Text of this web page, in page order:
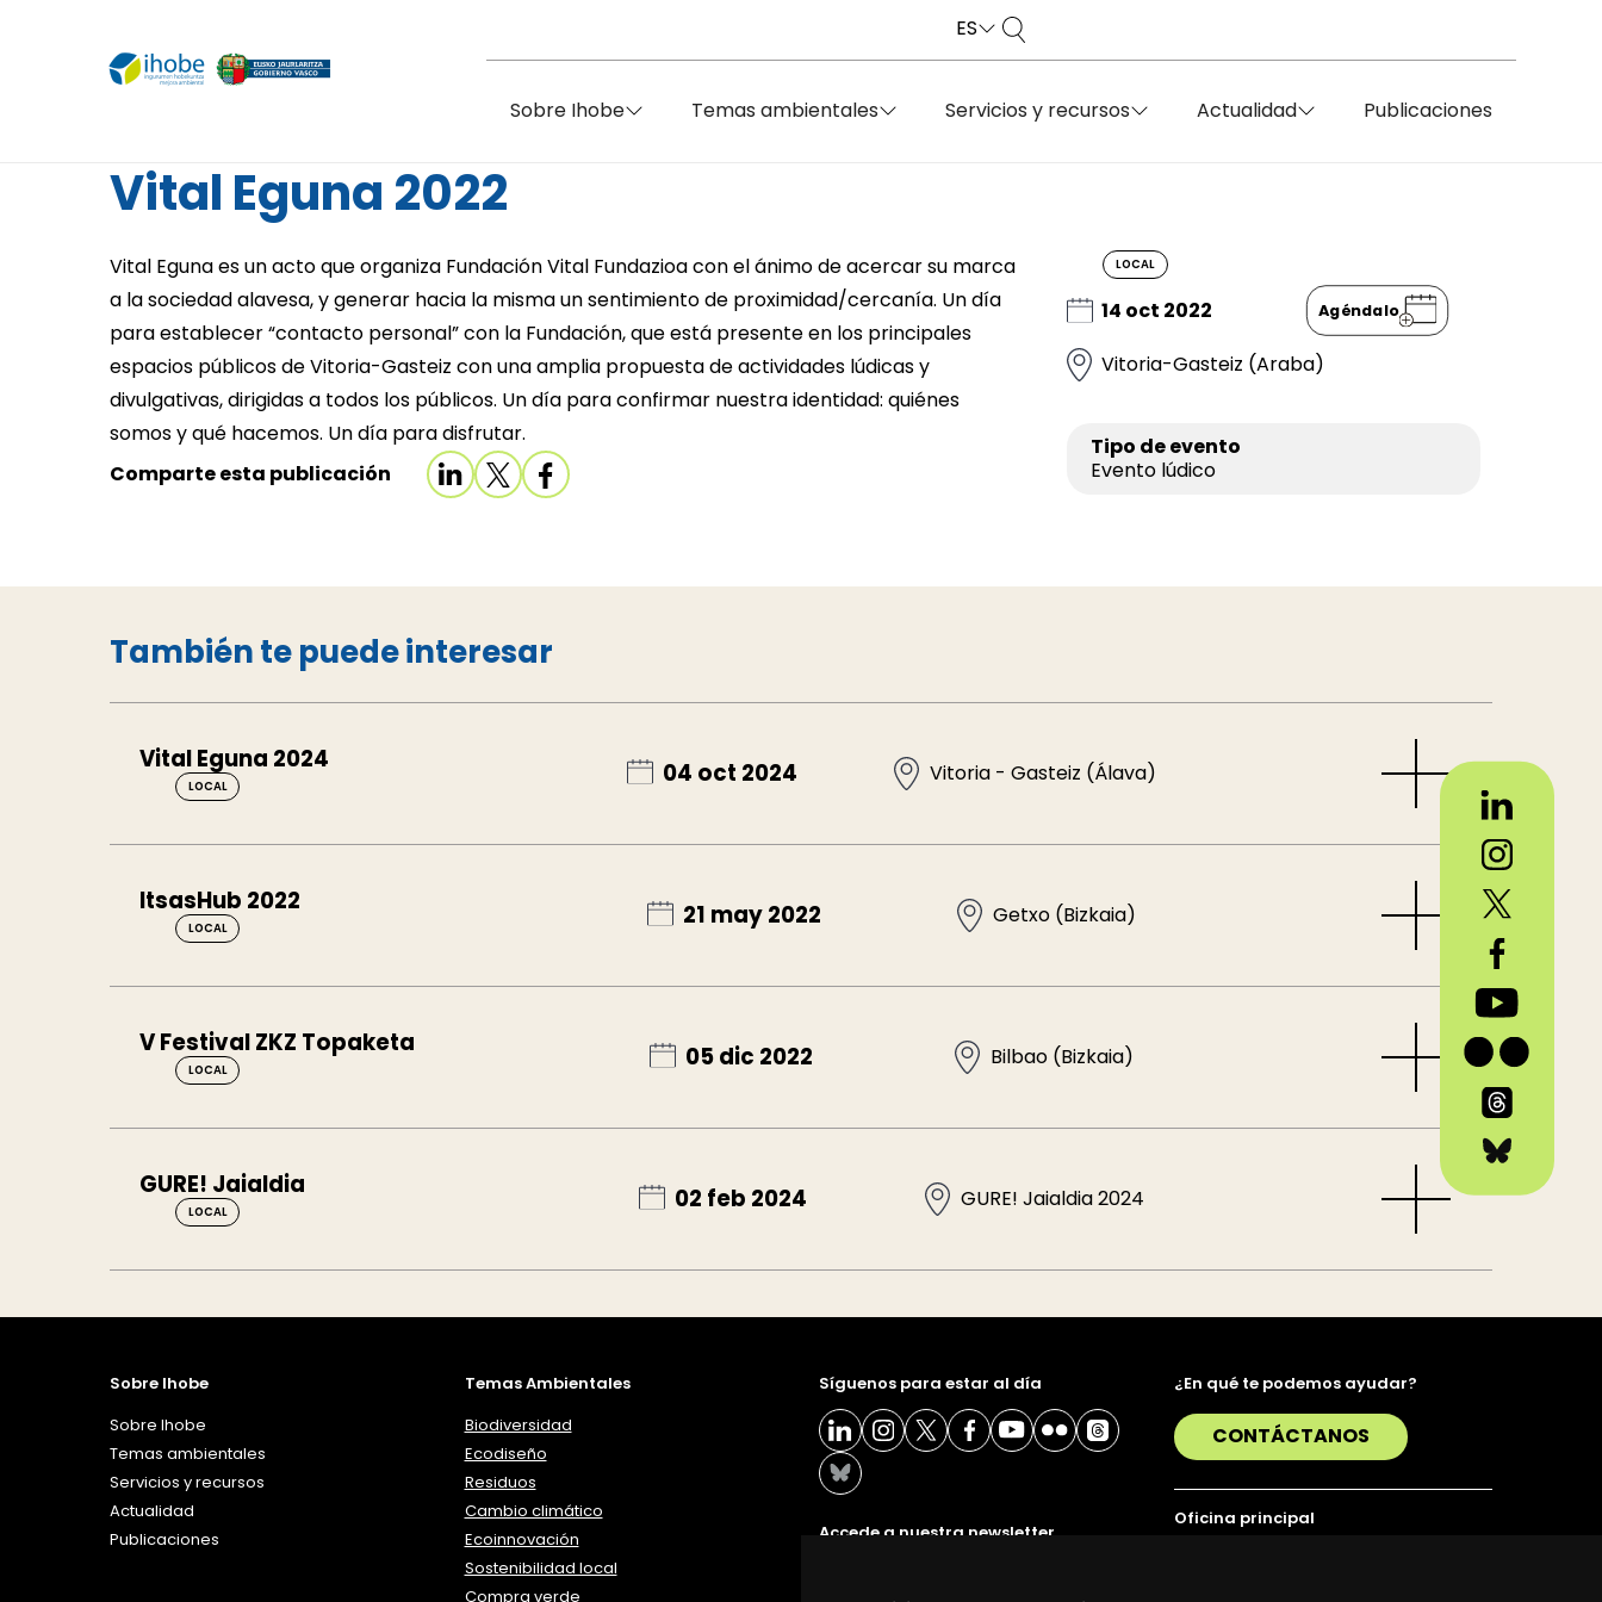
ES
Sobre Ihobe Temas ambientales Servicios y recursos Actualidad Publicaciones
Vital Eguna 2022
Vital Eguna es un acto que organiza Fundación Vital Fundazioa con el ánimo de acercar su marca
a la sociedad alavesa, y generar hacia la misma un sentimiento de proximidad/cercanía. Un día
para establecer “contacto personal” con la Fundación, que está presente en los principales
espacios públicos de Vitoria-Gasteiz con una amplia propuesta de actividades lúdicas y
divulgativas, dirigidas a todos los públicos. Un día para confirmar nuestra identidad: quiénes
somos y qué hacemos. Un día para disfrutar.
Comparte esta publicación
LOCAL
14 oct 2022 Agéndalo
Vitoria-Gasteiz (Araba)
Tipo de evento
Evento lúdico
También te puede interesar
Vital Eguna 2024
LOCAL 04 oct 2024 Vitoria - Gasteiz (Álava)
ItsasHub 2022
LOCAL 21 may 2022 Getxo (Bizkaia)
V Festival ZKZ Topaketa
LOCAL 05 dic 2022 Bilbao (Bizkaia)
GURE! Jaialdia
LOCAL 02 feb 2024 GURE! Jaialdia 2024
Sobre Ihobe
Sobre Ihobe
Temas ambientales
Servicios y recursos
Actualidad
Publicaciones
Temas Ambientales
Biodiversidad
Ecodiseño
Residuos
Cambio climático
Ecoinnovación
Sostenibilidad local
Compra verde
Síguenos para estar al día
Accede a nuestra newsletter
¿En qué te podemos ayudar?
CONTÁCTANOS
Oficina principal